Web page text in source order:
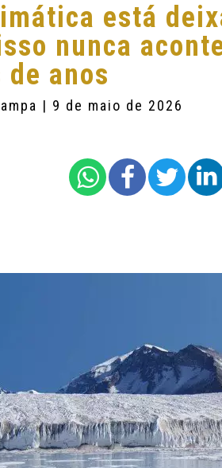
está
nunca
anos
| 9 de maio de 2026